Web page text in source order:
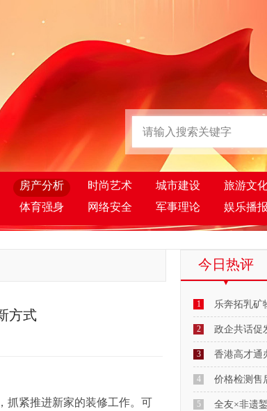
房产分析 时尚艺术 城市建设 旅游文
体育强身 网络安全 军事理论 娱乐播报
方式
抓紧推进新家的装修工作。可
今日热评
1 乐奔拓乳矿
2 政企共话促
3 香港高才通
4 价格检测售
5 全友×非遗